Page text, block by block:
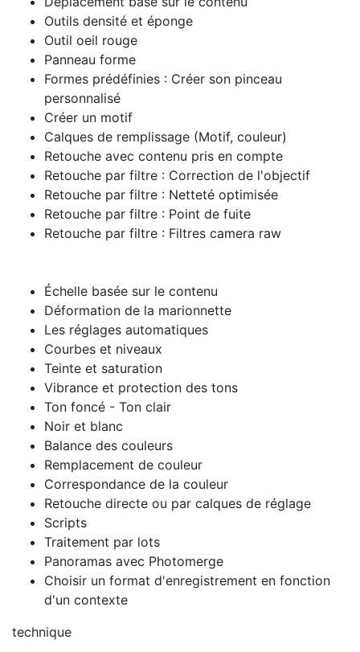
Outils densité et éponge
Outil oeil rouge
Panneau forme
Formes prédéfinies : Créer son pinceau
personnalisé
Créer un motif
Calques de remplissage (Motif, couleur)
Retouche avec contenu pris en compte
Retouche par filtre : Correction de l'objectif
Retouche par filtre : Netteté optimisée
Retouche par filtre : Point de fuite
Retouche par filtre : Filtres camera raw
Échelle basée sur le contenu
Déformation de la marionnette
Les réglages automatiques
Courbes et niveaux
Teinte et saturation
Vibrance et protection des tons
Ton foncé - Ton clair
Noir et blanc
Balance des couleurs
Remplacement de couleur
Correspondance de la couleur
Retouche directe ou par calques de réglage
Scripts
Traitement par lots
Panoramas avec Photomerge
Choisir un format d'enregistrement en fonction
d'un contexte
technique